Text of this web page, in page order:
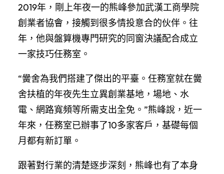
2019年，剛上年夜一的熊峰參加武漢工商學院
創業者協會，接觸到很多情投意合的伙伴。往
年，他與盤算機專門研究的同窗決議配合成立
一家技巧任務室。
“黌舍為我們搭建了傑出的平臺。任務室就在黌
舍扶植的年夜先生立異創業基地，場地、水
電、網路寬頻等所需支出全免。”熊峰說，近一
年來，任務室已辦事了10多家客戶，基礎每個
月都有新訂單。
跟著對行業的清楚逐步深刻，熊峰也有了本身